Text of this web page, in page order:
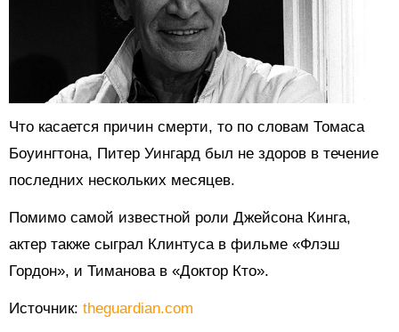
Что касается причин смерти, то по словам Томаса
Боуингтона, Питер Уингард был не здоров в течение
последних нескольких месяцев.
Помимо самой известной роли Джейсона Кинга,
актер также сыграл Клинтуса в фильме «Флэш
Гордон», и Тиманова в «Доктор Кто».
Источник: theguardian.com